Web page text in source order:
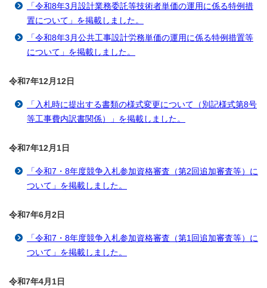
「令和8年3月設計業務委託等技術者単価の運用に係る特例措
置について」を掲載しました。
「令和8年3月公共工事設計労務単価の運用に係る特例措置等
について」を掲載しました。
令和7年12月12 日
「入札時に提出する書類の様式変更について（別記様式第8号
等工事費内訳書関係）」を掲載しました。
令和7年12月1 日
「令和7・8年度競争入札参加資格審査（第2回追加審査等）に
ついて」を掲載しました。
令和7年6月2 日
「令和7・8年度競争入札参加資格審査（第1回追加審査等）に
ついて」を掲載しました。
令和7年4月1 日